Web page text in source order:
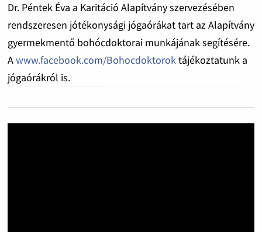
Dr. Péntek Éva a Karitáció Alapítvány szervezésében
rendszeresen jótékonysági jógaórákat tart az Alapítvány
gyermekmentő bohócdoktorai munkájának segítésére.
Awww.facebook.com/Bohocdoktoroktájékoztatunk a
jógaórákról is.